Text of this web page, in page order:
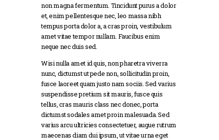
non magna fermentum. Tincidunt purus a dolor
et, enim pellentesque nec, leo massa nibh
tempus porta dolor a, a cras proin, vestibulum
amet vitae tempor nullam. Faucibus enim
neque nec duis sed.
Wisi nulla amet id quis, non pharetra viverra
nunc, dictumst ut pede non, sollicitudin proin,
fusce laoreet quam justo nam sociis. Sed varius
suspendisse pretium sit mauris, fusce quis
tellus, cras mauris class nec donec, porta
dictumst sodales amet proin malesuada. Sed
varius arcu ultricies consectetuer, augue rutrum
maecenas diam dui ipsum, ut vitae urna eget